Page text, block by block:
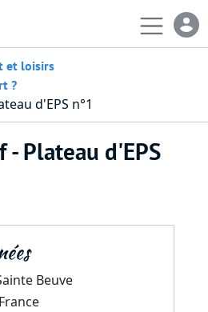
et loisirs
?
d'EPS n°1
Plateau d'EPS
Beuve